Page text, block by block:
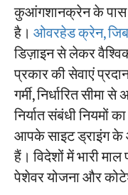
कुआंगशानक्रेन के पास
है। ओवरहेड क्रेन,
डिज़ाइन से लेकर
प्रकार की सेवाएं
गर्मी, निर्धारित
निर्यात संबंधी नियमों
आपके साइट ड्राइंग के
हैं। विदेशों में भारी
पेशेवर योजना और